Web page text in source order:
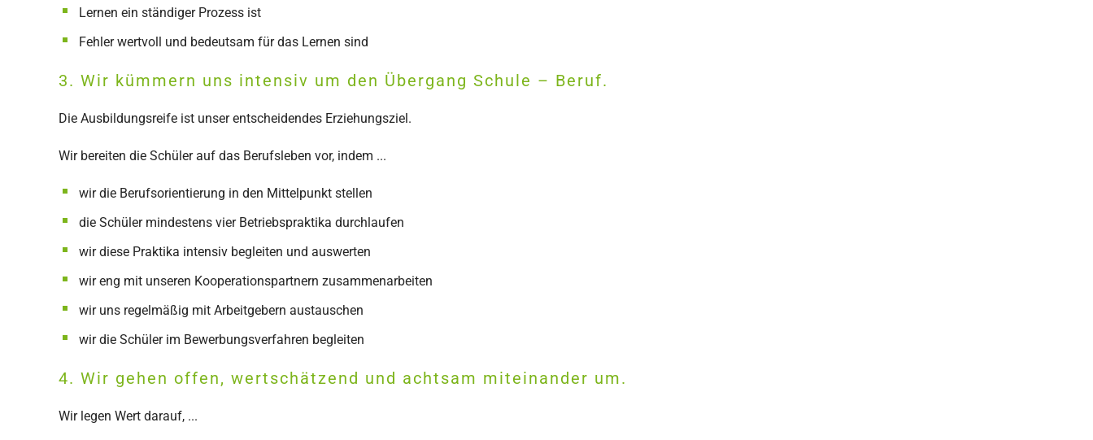
Lernen ein ständiger Prozess ist
Fehler wertvoll und bedeutsam für das Lernen sind
3. Wir kümmern uns intensiv um den Übergang Schule – Beruf.
Die Ausbildungsreife ist unser entscheidendes Erziehungsziel.
Wir bereiten die Schüler auf das Berufsleben vor, indem ...
wir die Berufsorientierung in den Mittelpunkt stellen
die Schüler mindestens vier Betriebspraktika durchlaufen
wir diese Praktika intensiv begleiten und auswerten
wir eng mit unseren Kooperationspartnern zusammenarbeiten
wir uns regelmäßig mit Arbeitgebern austauschen
wir die Schüler im Bewerbungsverfahren begleiten
4. Wir gehen offen, wertschätzend und achtsam miteinander um.
Wir legen Wert darauf, ...